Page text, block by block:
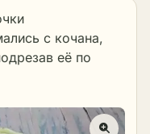
с кочана,
её по